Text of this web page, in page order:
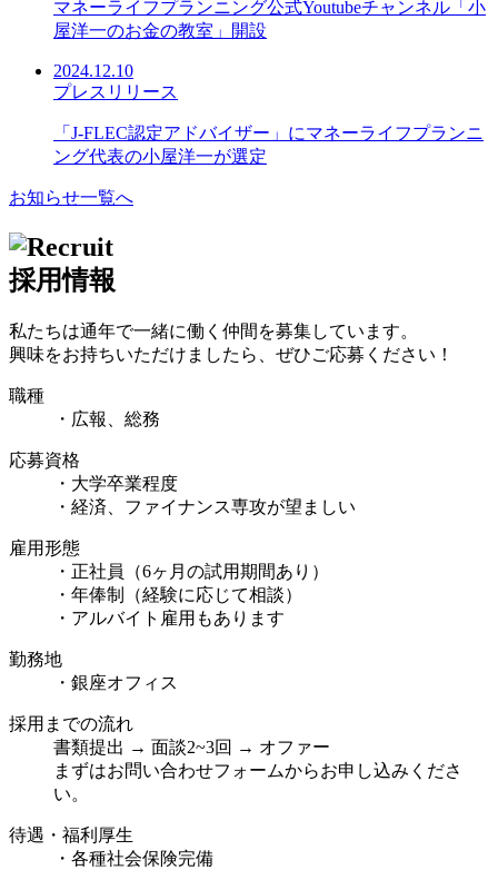
マネーライフプランニング公式Youtubeチャンネル「小
屋洋一のお金の教室」開設
2024.12.10
プレスリリース
「J-FLEC認定アドバイザー」にマネーライフプランニ
ング代表の小屋洋一が選定
お知らせ一覧へ
採用情報
私たちは通年で一緒に働く仲間を募集しています。
興味をお持ちいただけましたら、ぜひご応募ください！
職種
・広報、総務
応募資格
・大学卒業程度
・経済、ファイナンス専攻が望ましい
雇用形態
・正社員（6ヶ月の試用期間あり）
・年俸制（経験に応じて相談）
・アルバイト雇用もあります
勤務地
・銀座オフィス
採用までの流れ
書類提出 → 面談2~3回 → オファー
まずはお問い合わせフォームからお申し込みくださ
い。
待遇・福利厚生
・各種社会保険完備